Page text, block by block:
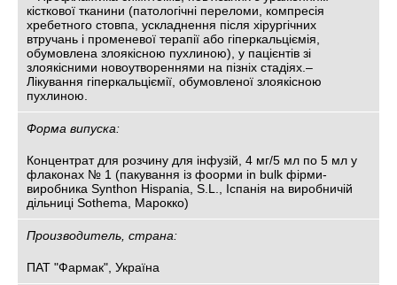
кісткової тканини (патологічні переломи, компресія
хребетного стовпа, ускладнення після хірургічних
втручань і променевої терапії або гіперкальціємія,
обумовлена злоякісною пухлиною), у пацієнтів зі
злоякісними новоутвореннями на пізніх стадіях.–
Лікування гіперкальціємії, обумовленої злоякісною
пухлиною.
Форма випуска:
Концентрат для розчину для інфузій, 4 мг/5 мл по 5 мл у
флаконах № 1 (пакування із фоорми in bulk фірми-
виробника Synthon Hispania, S.L., Іспанiя на виробничій
дільниці Sothema, Марокко)
Производитель, страна:
ПАТ "Фармак", Україна